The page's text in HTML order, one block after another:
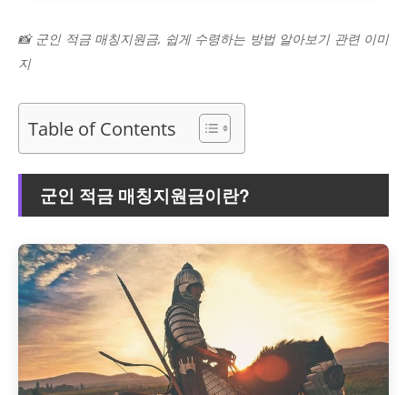
📸 군인 적금 매칭지원금, 쉽게 수령하는 방법 알아보기 관련 이미
지
Table of Contents
군인 적금 매칭지원금이란?